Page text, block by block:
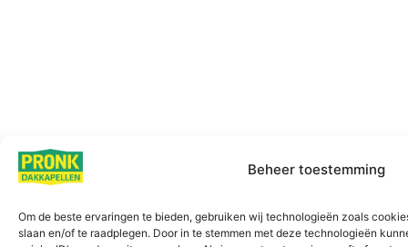
Beheer toestemming
Om de beste ervaringen te bieden, gebruiken wij technologieën zoals
slaan en/of te raadplegen. Door in te stemmen met deze technologieën